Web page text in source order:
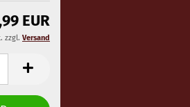
EUR
zzgl. Versand